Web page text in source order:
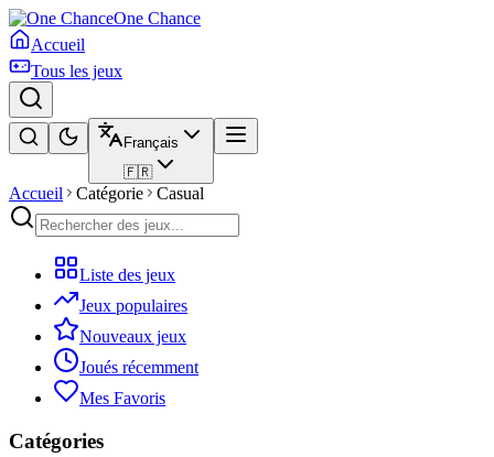
One Chance
Accueil
Tous les jeux
Français
🇫🇷
Accueil Catégorie Casual
Liste des jeux
Jeux populaires
Nouveaux jeux
Joués récemment
Mes Favoris
Catégories